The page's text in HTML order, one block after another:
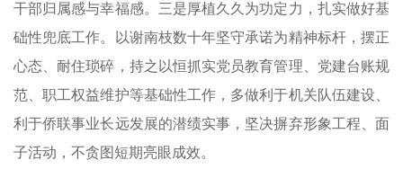
干部归属感与幸福感。三是厚植久久为功定力，扎实做好基
础性兜底工作。以谢南枝数十年坚守承诺为精神标杆，摆正
心态、耐住琐碎，持之以恒抓实党员教育管理、党建台账规
范、职工权益维护等基础性工作，多做利于机关队伍建设、
利于侨联事业长远发展的潜绩实事，坚决摒弃形象工程、面
子活动，不贪图短期亮眼成效。